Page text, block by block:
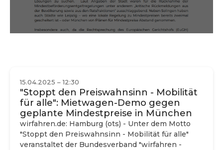
15.04.2025 – 12:30
"Stoppt den Preiswahnsinn - Mobilität
für alle": Mietwagen-Demo gegen
geplante Mindestpreise in München
wirfahren.de: Hamburg (ots) - Unter dem Motto
"Stoppt den Preiswahnsinn - Mobilität für alle"
veranstaltet der Bundesverband "wirfahren -